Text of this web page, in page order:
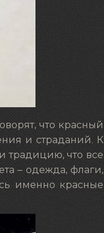
что красный
и страданий. К
традицию, что все
– одежда, флаги,
именно красные